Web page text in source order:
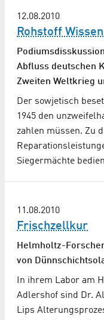
12.08.2010
Rohstoff Wissen
Abfluss deutschen
Zweiten Weltkrieg
Der sowjetisch
1945 den
zahlen müssen. Zu
Siegermächte
11.08.2010
Frischzellkur
Helmholtz-
von
In ihrem Labor am
Adlershof sind Dr.
Lips